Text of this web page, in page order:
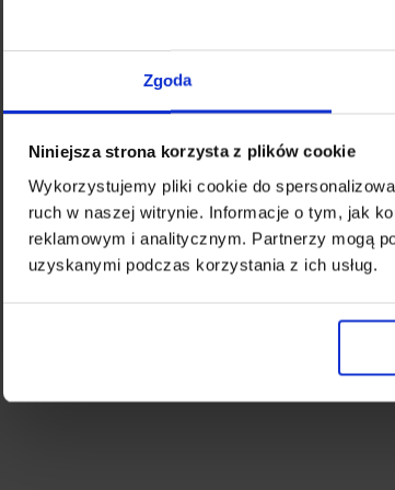
Zgoda
Niniejsza strona korzysta z plików cookie
Wykorzystujemy pliki cookie do
ruch w naszej witrynie. Informacje o tym, jak
reklamowym i analitycznym. Partnerzy mogą
uzyskanymi podczas korzystania z ich usług.
sześciokątne
108,93 zł